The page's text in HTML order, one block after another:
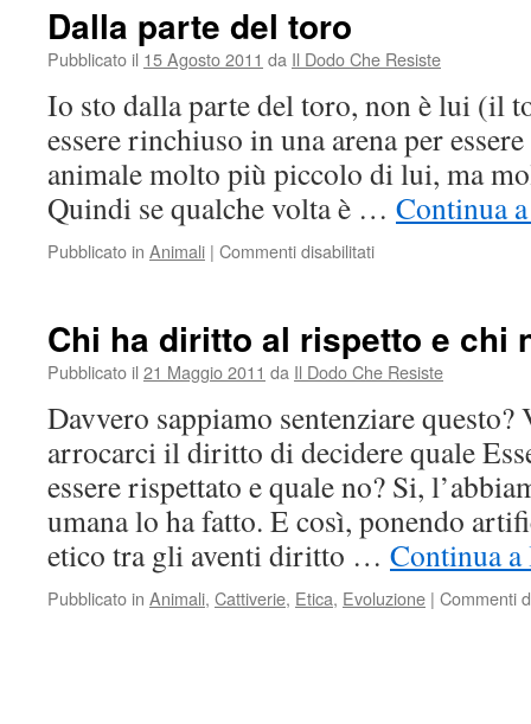
Dalla parte del toro
Pubblicato il 15 Agosto 2011 da Il Dodo Che Resiste
Io sto dalla parte del toro, non è lui (il
essere rinchiuso in una arena per
animale molto più piccolo di lui, ma
Quindi se qualche volta è … Continua
Pubblicato in Animali | Commenti disabilitatisu
toro
Chi ha diritto al rispetto e chi
Pubblicato il 21 Maggio 2011 da Il Dodo Che Resiste
Davvero sappiamo sentenziare questo?
arrocarci il diritto di decidere quale
essere rispettato e quale no? Si,
umana lo ha fatto. E così, ponendo
etico tra gli aventi diritto … Continua a
Pubblicato in Animali, Cattiverie, Etica, Evoluzione | Commenti